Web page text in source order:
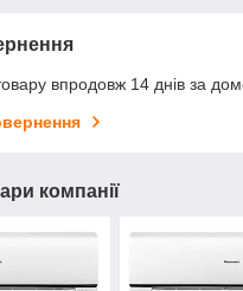
впродовж 14 днів за
компанії